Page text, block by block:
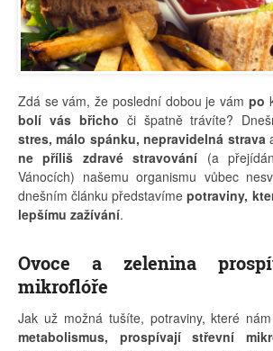
Zdá se vám, že poslední dobou je vám po
bolí vás břicho či špatně trávíte?
stres, málo spánku, nepravidelná strava
ne příliš zdravé stravování (a
Vánocích) našemu organismu vůbec
dnešním článku představímepotraviny,
lepšímu zažívání.
Ovoce a zelenina
mikroflóře
Jak už možná tušíte, potraviny, které
metabolismus, prospívají střevní